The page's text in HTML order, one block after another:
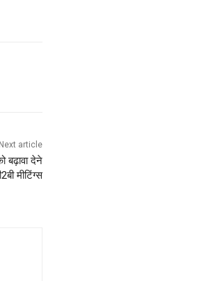
Next article
बढ़ावा देने
मीटिंग्स